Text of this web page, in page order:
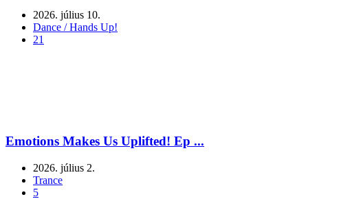
2026. július 10.
Dance / Hands Up!
21
Emotions Makes Us Uplifted! Ep ...
2026. július 2.
Trance
5